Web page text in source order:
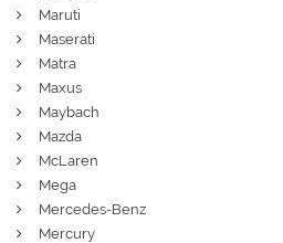
Maruti
Maserati
Matra
Maxus
Maybach
Mazda
McLaren
Mega
Mercedes-Benz
Mercury